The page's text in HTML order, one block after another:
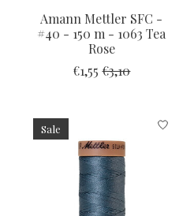
Amann Mettler SFC -
#40 - 150 m - 1063 Tea
Rose
€1,55 €3,10
Sale